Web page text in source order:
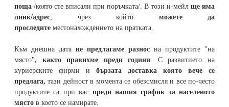
поща /която сте вписали при поръчката/. В този и-мейл ще има
линк/адрес , чрез който можете да
проследите местонахождението на пратката
Към днешна дата не предлагаме разнос на продуктите "на
място", както правихме преди години . С развитието на
куриерските фирми и бързата доставка която вече се
предлага, тази дейност в момента се обезсмисля и все по-често
продуктите са при вас преди нашия график за населеното
място в което се намирате.